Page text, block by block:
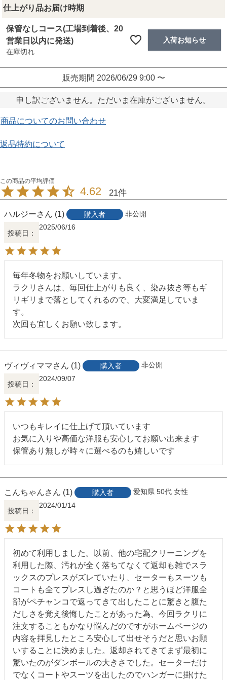
仕上がり品お届け時期
保管なしコース(工場到着後、20
営業日以内に発送)
在庫切れ
入荷お知らせ
販売期間 2026/06/29 9:00 〜
申し訳ございません。ただいま在庫がございません。
商品についてのお問い合わせ
返品特約について
4.62 21
ハルジー 1 購入者 非公開
投稿日
2025/06/16
毎年冬物をお願いしています。
ラクリさんは、毎回仕上がりも良く、染み抜き等もギ
リギリまで落としてくれるので、大変満足していま
す。
ヴィヴィママ 1 購入者 非公開
投稿日
2024/09/07
いつもキレイに仕上げて頂いています
お気に入りや高価な洋服も安心してお願い出来ます
保管あり無しが時々に選べるのも嬉しいです
こんちゃん 1 購入者 愛知県 50代 女性
投稿日
2024/01/14
初めて利用しました。以前、他の宅配クリーニングを
利用した際、汚れが全く落ちてなくて返却も雑でスラ
ックスのプレスがズレていたり、セーターもスーツも
コートも全てプレスし過ぎたのか？と思うほど洋服全
部がペチャンコで返ってきて出したことに驚きと腹た
だしさを覚え後悔したことがあった為、今回ラクリに
注文することもかなり悩んだのですがホームページの
内容を拝見したところ安心して出せそうだと思いお願
いすることに決めました。返却されてきてまず最初に
驚いたのがダンボールの大きさでした。セーターだけ
でなくコートやスーツを出したのでハンガーに掛けた